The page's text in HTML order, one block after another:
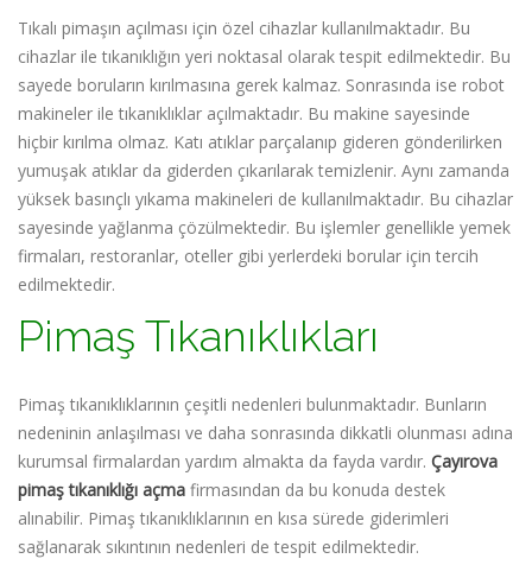
Tıkalı pimaşın açılması için özel cihazlar kullanılmaktadır. Bu
cihazlar ile tıkanıklığın yeri noktasal olarak tespit edilmektedir. Bu
sayede boruların kırılmasına gerek kalmaz. Sonrasında ise robot
makineler ile tıkanıklıklar açılmaktadır. Bu makine sayesinde
hiçbir kırılma olmaz. Katı atıklar parçalanıp gideren gönderilirken
yumuşak atıklar da giderden çıkarılarak temizlenir. Aynı zamanda
yüksek basınçlı yıkama makineleri de kullanılmaktadır. Bu cihazlar
sayesinde yağlanma çözülmektedir. Bu işlemler genellikle yemek
firmaları, restoranlar, oteller gibi yerlerdeki borular için tercih
edilmektedir.
Pimaş Tıkanıklıkları
Pimaş tıkanıklıklarının çeşitli nedenleri bulunmaktadır. Bunların
nedeninin anlaşılması ve daha sonrasında dikkatli olunması adına
kurumsal firmalardan yardım almakta da fayda vardır. Çayırova
pimaş tıkanıklığı açma firmasından da bu konuda destek
alınabilir. Pimaş tıkanıklıklarının en kısa sürede giderimleri
sağlanarak sıkıntının nedenleri de tespit edilmektedir.